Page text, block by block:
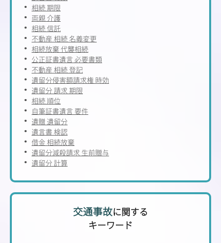
相続 期限
両親 介護
相続 信託
不動産 相続 名義変更
相続放棄 代襲相続
公正証書遺言 必要書類
不動産 相続 登記
遺留分侵害額請求権 時効
遺留分 請求 期限
相続 順位
自筆証書遺言 要件
遺贈 遺留分
遺言書 検認
借金 相続放棄
遺留分減殺請求 生前贈与
遺留分 計算
交通事故に関する
キーワード